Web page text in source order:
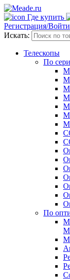
Где купить
Регистрация/Войти
Искать:
Телескопы
По
По